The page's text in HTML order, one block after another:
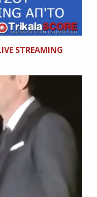
STREAMING